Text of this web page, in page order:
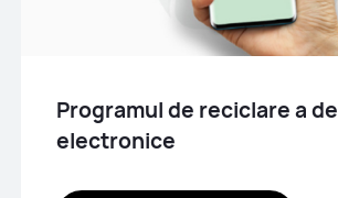
Programul de reciclare a
electronice